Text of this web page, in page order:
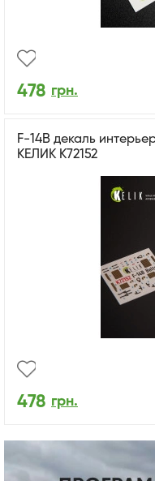
478 грн.
F-14B декаль
КЕЛИК K72152
478 грн.